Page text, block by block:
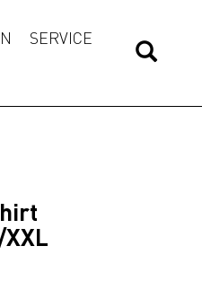
SERVICE